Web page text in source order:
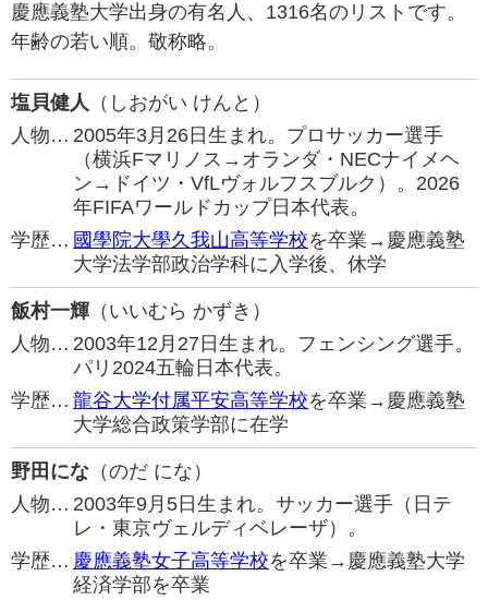
慶應義塾大学出身の有名人、1316名のリストです。
年齢の若い順。敬称略。
塩貝健人 （しおがい けんと）
人物… 2005年3月26日生まれ。プロサッカー選手
（横浜Fマリノス→オランダ・NECナイメヘ
ン→ドイツ・VfLヴォルフスブルク）。2026
年FIFAワールドカップ日本代表。
学歴… 國學院大學久我山高等学校を卒業→慶應義塾
大学法学部政治学科に入学後、休学
飯村一輝 （いいむら かずき）
人物… 2003年12月27日生まれ。フェンシング選手。
パリ2024五輪日本代表。
学歴… 龍谷大学付属平安高等学校を卒業→慶應義塾
大学総合政策学部に在学
野田にな （のだ にな）
人物… 2003年9月5日生まれ。サッカー選手（日テ
レ・東京ヴェルディベレーザ）。
学歴… 慶應義塾女子高等学校を卒業→慶應義塾大学
経済学部を卒業